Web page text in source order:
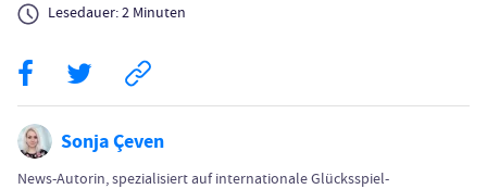
Lesedauer:2 Minuten
Sonja Çeven
News-Autorin, spezialisiert auf internationale Glücksspiel-